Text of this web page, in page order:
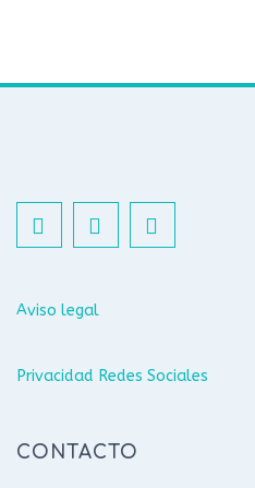
Aviso legal
Privacidad Redes Sociales
CONTACTO